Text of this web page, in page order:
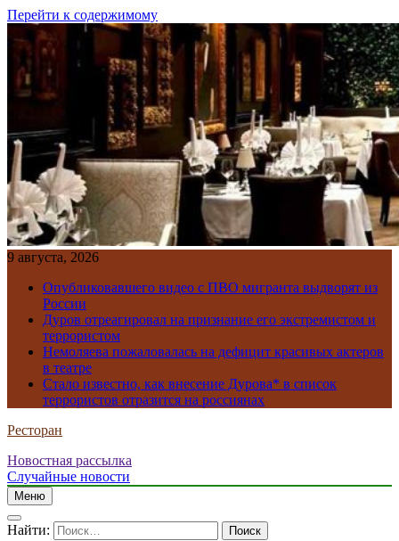
Перейти к содержимому
9 августа, 2026
Опубликовавшего видео с ПВО мигранта выдворят из
России
Дуров отреагировал на признание его экстремистом и
террористом
Немоляева пожаловалась на дефицит красивых актеров
в театре
Стало известно, как внесение Дурова* в список
террористов отразится на россиянах
Ресторан
Новостная рассылка
Случайные новости
Меню
Найти: